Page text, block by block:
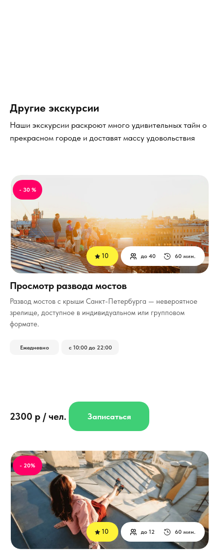
Другие экскурсии
Наши экскурсии раскроют много удивительных тайн о
прекрасном городе и доставят массу удовольствия
60 мин.
до 12
- 20%
10
Развод мостов с крыши Санкт-Петербурга — невероятное
зрелище, доступное в индивидуальном или групповом
формате.
2300 р / чел.
60 мин.
до 40
Ежедневно с 10:00 до 22:00
- 30 %
Записаться
Просмотр развода мостов
10